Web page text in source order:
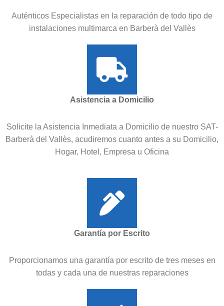
Auténticos Especialistas en la reparación de todo tipo de
instalaciones multimarca en Barberà del Vallès
Asistencia a Domicilio
Solicite la Asistencia Inmediata a Domicilio de nuestro SAT-
Barberà del Vallès, acudiremos cuanto antes a su Domicilio,
Hogar, Hotel, Empresa u Oficina
Garantía por Escrito
Proporcionamos una garantía por escrito de tres meses en
todas y cada una de nuestras reparaciones